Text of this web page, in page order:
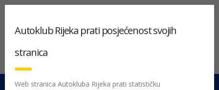
Autoklub Rijeka prati posjećenost svojih
stranica
Web stranica Autokluba Rijeka prati statističku